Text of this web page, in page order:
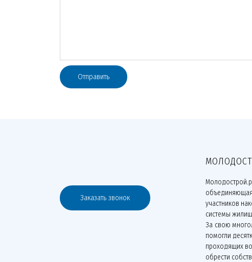
Отправить
Заказать звонок
участников
системы
За свою
помогли
проходящих
обрести